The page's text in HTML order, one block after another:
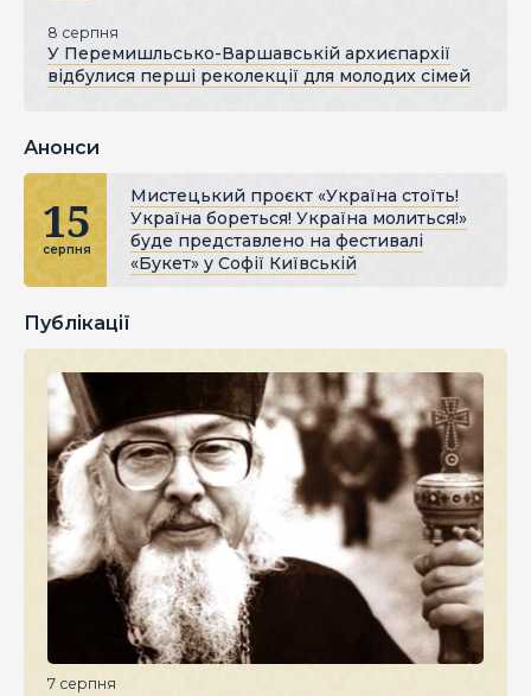
8 серпня
У Перемишльсько-Варшавській архиєпархії
відбулися перші реколекції для молодих сімей
Анонси
15
серпня
Мистецький проєкт «Україна стоїть!
Україна бореться! Україна молиться!»
буде представлено на фестивалі
«Букет» у Софії Київській
Публікації
7 серпня